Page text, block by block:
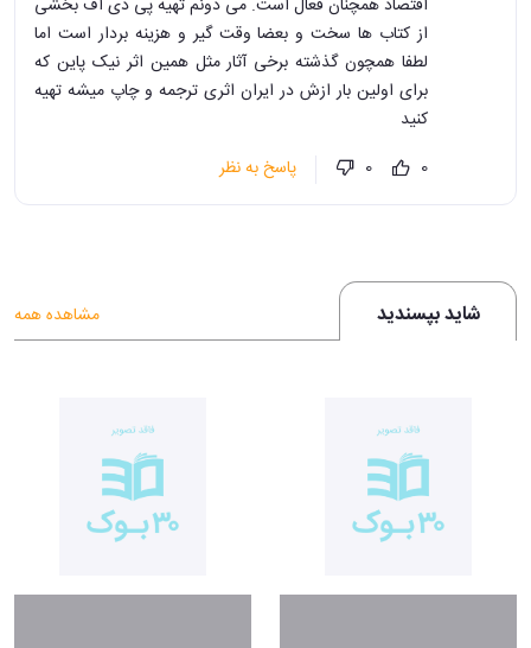
اقتصاد همچنان فعال است. می دونم تهیه پی دی اف بخشی
از کتاب ها سخت و بعضا وقت گیر و هزینه بردار است اما
لطفا همچون گذشته برخی آثار مثل همین اثر نیک پاین که
برای اولین بار ازش در ایران اثری ترجمه و چاپ میشه تهیه
کنید
0
0 پاسخ به نظر
شاید بپسندید مشاهده همه